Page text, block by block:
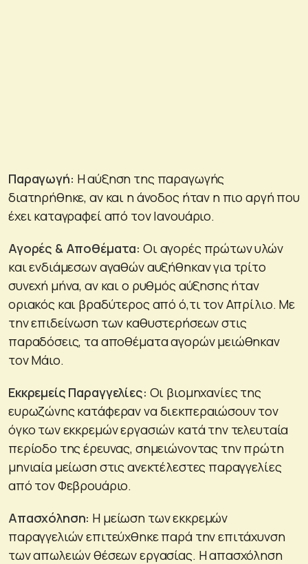
Παραγωγή: Η αύξηση της παραγωγής
διατηρήθηκε, αν και η άνοδος ήταν η πιο αργή που
έχει καταγραφεί από τον Ιανουάριο.
Αγορές & Αποθέματα: Οι αγορές πρώτων υλών
και ενδιάμεσων αγαθών αυξήθηκαν για τρίτο
συνεχή μήνα, αν και ο ρυθμός αύξησης ήταν
οριακός και βραδύτερος από ό,τι τον Απρίλιο. Με
την επιδείνωση των καθυστερήσεων στις
παραδόσεις, τα αποθέματα αγορών μειώθηκαν
τον Μάιο.
Εκκρεμείς Παραγγελίες: Οι βιομηχανίες της
ευρωζώνης κατάφεραν να διεκπεραιώσουν τον
όγκο των εκκρεμών εργασιών κατά την τελευταία
περίοδο της έρευνας, σημειώνοντας την πρώτη
μηνιαία μείωση στις ανεκτέλεστες παραγγελίες
από τον Φεβρουάριο.
Απασχόληση: Η μείωση των εκκρεμών
παραγγελιών επιτεύχθηκε παρά την επιτάχυνση
των απωλειών θέσεων εργασίας. Η απασχόληση